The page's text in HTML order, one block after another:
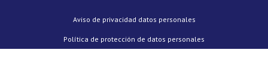
Política de protección de datos personales
Aviso de privacidad datos personales